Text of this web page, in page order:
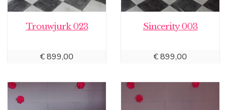
Trouwjurk 023
€899,00
Sincerity 003
€899,00